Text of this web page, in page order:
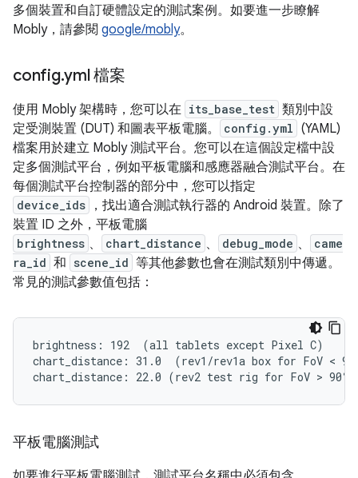
多個裝置和自訂硬體設定的測試案例。如要進一步瞭解
Mobly，請參閱 google/mobly。
config.yml 檔案
使用 Mobly 架構時，您可以在 its_base_test 類別中設
定受測裝置 (DUT) 和圖表平板電腦。
config.yml (YAML)
檔案用於建立 Mobly 測試平台。您可以在這個設定檔中設
定多個測試平台，例如平板電腦和感應器融合測試平台。在
每個測試平台控制器的部分中，您可以指定
device_ids
，找出適合測試執行器的 Android 裝置。除了
裝置 ID 之外，平板電腦
brightness 、 chart_distance 、 debug_mode 、
came
ra_id 和 scene_id 等其他參數也會在測試類別中傳遞。
常見的測試參數值包括：
brightness: 192  (all tablets except Pixel C)
chart_distance: 31.0  (rev1/rev1a box for FoV <
平板電腦測試